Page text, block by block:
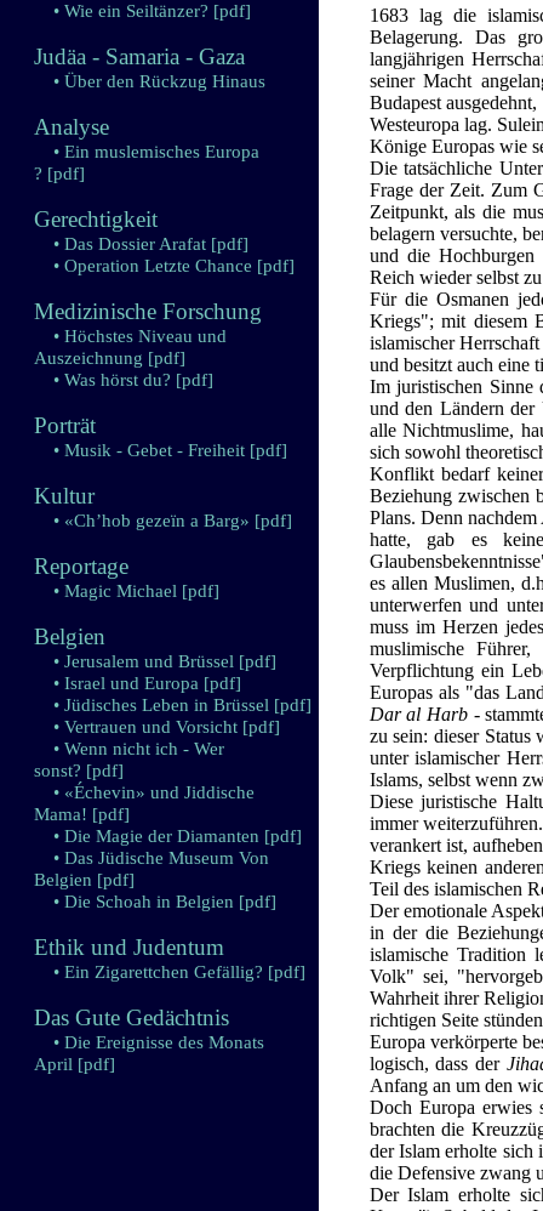
• Wie ein Seiltänzer? [pdf]
Judäa - Samaria - Gaza
• Über den Rückzug Hinaus
Analyse
• Ein muslemisches Europa
? [pdf]
Gerechtigkeit
• Das Dossier Arafat [pdf]
• Operation Letzte Chance [pdf]
Medizinische Forschung
• Höchstes Niveau und
Auszeichnung [pdf]
• Was hörst du? [pdf]
Porträt
• Musik - Gebet - Freiheit [pdf]
Kultur
• «Ch’hob gezeïn a Barg» [pdf]
Reportage
• Magic Michael [pdf]
Belgien
• Jerusalem und Brüssel [pdf]
• Israel und Europa [pdf]
• Jüdisches Leben in Brüssel [pdf]
• Vertrauen und Vorsicht [pdf]
• Wenn nicht ich - Wer
sonst? [pdf]
• «Échevin» und Jiddische
Mama! [pdf]
• Die Magie der Diamanten [pdf]
• Das Jüdische Museum Von
Belgien [pdf]
• Die Schoah in Belgien [pdf]
Ethik und Judentum
• Ein Zigarettchen Gefällig? [pdf]
Das Gute Gedächtnis
• Die Ereignisse des Monats
April [pdf]
1683 lag die
Belagerung. Das
langjährigen
seiner Macht
Budapest
Westeuropa lag.
Könige Europas wie
Die tatsächliche
Frage der Zeit. Zum
Zeitpunkt, als die
belagern versuchte,
und die Hochburgen
Reich wieder selbst
Für die Osmanen
Kriegs"; mit diesem
islamischer
und besitzt auch eine
Im juristischen Sinne
und den Ländern
alle Nichtmuslime,
sich sowohl
Konflikt bedarf
Beziehung zwischen
Plans. Denn
hatte, gab es
es allen Muslimen,
unterwerfen und
muss im Herzen
muslimische
Verpflichtung ein
Europas als "das
Dar al Harb-
zu sein: dieser Status
unter islamischer
Islams, selbst wenn
Diese juristische
immer
verankert ist,
Kriegs keinen
Teil des islamischen
Der emotionale
in der die
islamische Tradition
Volk" sei,
Wahrheit ihrer
richtigen Seite
Europa verkörperte
logisch, dass der
Anfang an um den
Doch Europa erwies
brachten die
der Islam erholte sich
die Defensive zwang
Der Islam erholte